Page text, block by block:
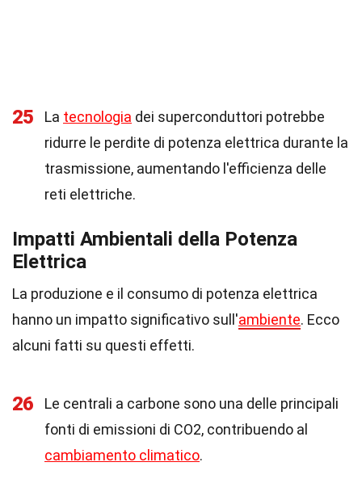
25 La tecnologia dei superconduttori potrebbe
ridurre le perdite di potenza elettrica durante la
trasmissione, aumentando l'efficienza delle
reti elettriche.
Impatti Ambientali della Potenza
Elettrica
La produzione e il consumo di potenza elettrica
hanno un impatto significativo sull'ambiente. Ecco
alcuni fatti su questi effetti.
26
Le centrali a carbone sono una delle principali
fonti di emissioni di CO2, contribuendo al
cambiamento climatico.